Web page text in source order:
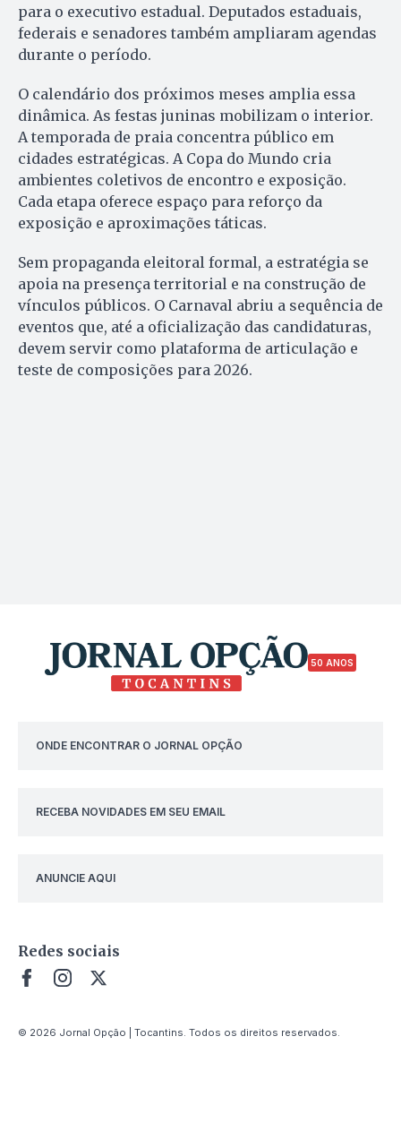
para o executivo estadual. Deputados estaduais,
federais e senadores também ampliaram agendas
durante o período.
O calendário dos próximos meses amplia essa
dinâmica. As festas juninas mobilizam o interior.
A temporada de praia concentra público em
cidades estratégicas. A Copa do Mundo cria
ambientes coletivos de encontro e exposição.
Cada etapa oferece espaço para reforço da
exposição e aproximações táticas.
Sem propaganda eleitoral formal, a estratégia se
apoia na presença territorial e na construção de
vínculos públicos. O Carnaval abriu a sequência de
eventos que, até a oficialização das candidaturas,
devem servir como plataforma de articulação e
teste de composições para 2026.
50 ANOS
ONDE ENCONTRAR O JORNAL OPÇÃO
RECEBA NOVIDADES EM SEU EMAIL
ANUNCIE AQUI
Redes sociais
© 2026 Jornal Opção | Tocantins. Todos os direitos reservados.